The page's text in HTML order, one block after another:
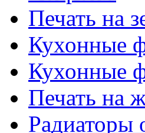
Печать на
Кухонные
Кухонные
Печать на
Радиаторы